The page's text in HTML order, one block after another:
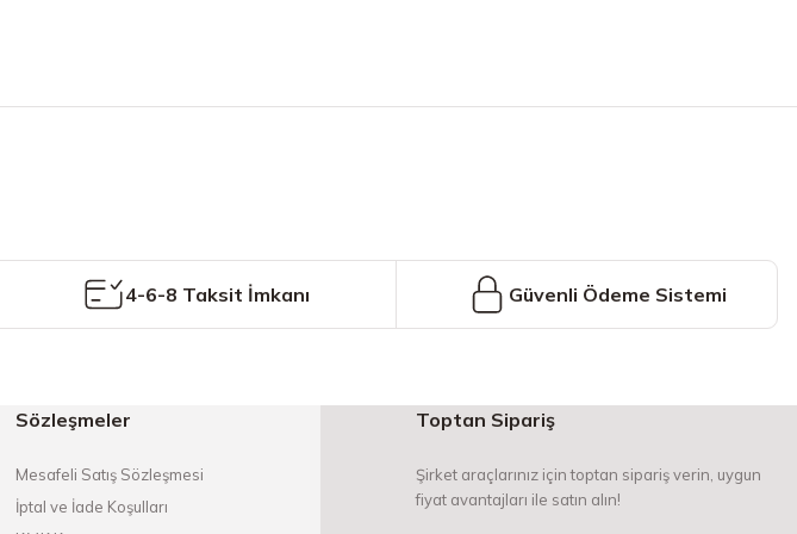
4-6-8 Taksit İmkanı Güvenli Ödeme Sistemi
Sözleşmeler
Mesafeli Satış Sözleşmesi
İptal ve İade Koşulları
Toptan Sipariş
Şirket araçlarınız için toptan sipariş verin, uygun
fiyat avantajları ile satın alın!